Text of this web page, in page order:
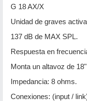
G 18 AX/X
Unidad de graves
137 dB de MAX SPL.
Respuesta en
Monta un altavoz de
Impedancia: 8 ohms.
Conexiones: (input /